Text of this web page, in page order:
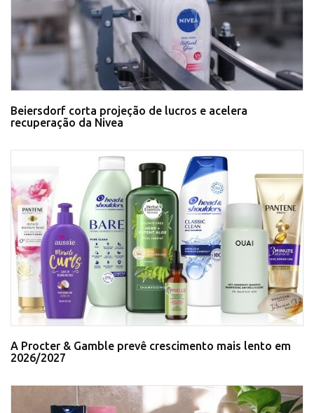
Beiersdorf corta projeção de lucros e acelera
recuperação da Nivea
A Procter & Gamble prevê crescimento mais lento em
2026/2027